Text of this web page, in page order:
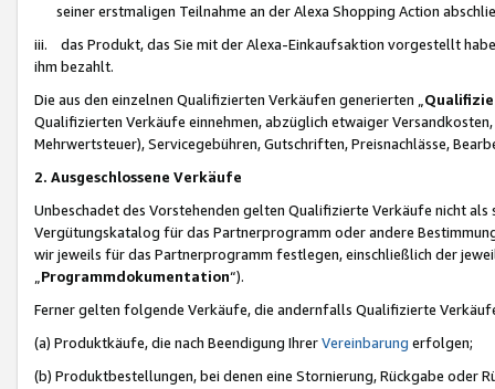
seiner erstmaligen Teilnahme an der Alexa Shopping Action
iii. das Produkt, das Sie mit der Alexa-Einkaufsaktion vorgestellt
ihm bezahlt.
Die aus den einzelnen Qualifizierten Verkäufen generierten „
Qualifizierten Verkäufe einnehmen, abzüglich etwaiger
Mehrwertsteuer), Servicegebühren, Gutschriften, Preisnachlässe,
2. Ausgeschlossene Verkäufe
Unbeschadet des Vorstehenden gelten Qualifizierte Verkäufe nicht
Vergütungskatalog für das Partnerprogramm oder andere
wir jeweils für das Partnerprogramm festlegen, einschließlich der
Programmdokumentation“).
Ferner gelten folgende Verkäufe, die andernfalls Qualifizierte
(a) Produktkäufe, die nach Beendigung IhrerVereinbarung erfolgen;
(b) Produktbestellungen, bei denen eine Stornierung, Rückgabe oder